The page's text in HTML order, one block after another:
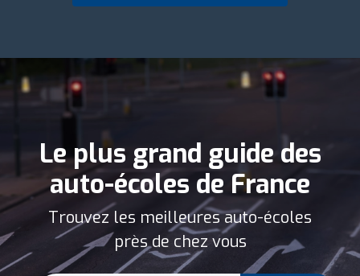
Le plus grand guide des
auto-écoles de France
Trouvez les meilleures auto-écoles
près de chez vous